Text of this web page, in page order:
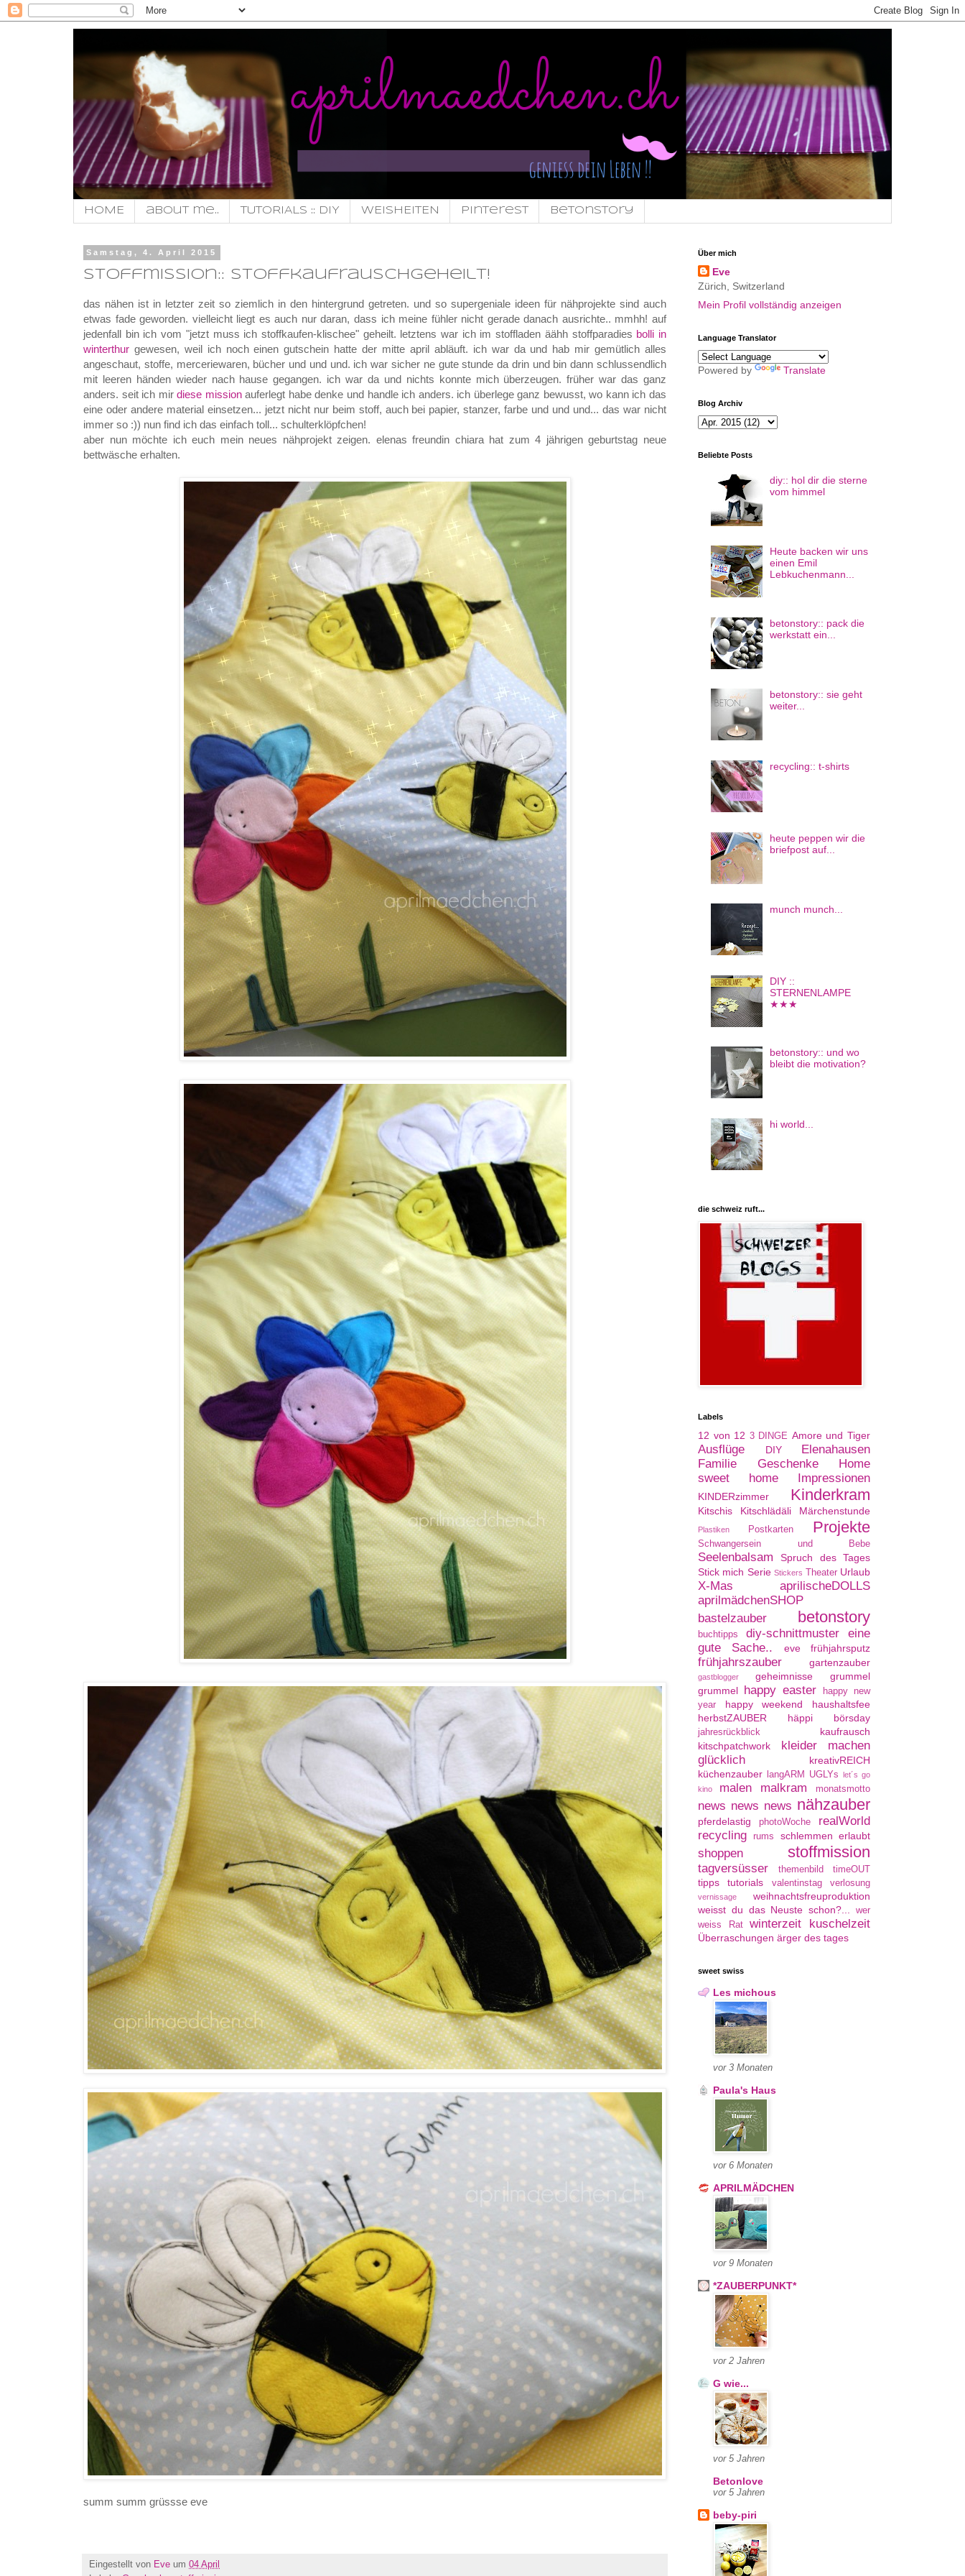
HOME about me.. TUTORIALS :: DIY WEISHEITEN pinterest Betonstory
Samstag, 4. April 2015
stoffmission:: stoffkaufrauschgeheilt!
das nähen ist in letzter zeit so ziemlich in den hintergrund getreten. und so supergeniale ideen für nähprojekte sind auch
etwas fade geworden. vielleicht liegt es auch nur daran, dass ich meine fühler nicht gerade danach ausrichte.. mmhh! auf
jedenfall bin ich vom "jetzt muss ich stoffkaufen-klischee" geheilt. letztens war ich im stoffladen äähh stoffparadies bolli in
winterthur gewesen, weil ich noch einen gutschein hatte der mitte april abläuft. ich war da und hab mir gemütlich alles
angeschaut, stoffe, merceriewaren, bücher und und und. ich war sicher ne gute stunde da drin und bin dann schlussendlich
mit leeren händen wieder nach hause gegangen. ich war da und nichts konnte mich überzeugen. früher war das ganz
anders. seit ich mirdiese missionauferlegt habe denke und handle ich anders. ich überlege ganz bewusst, wo kann ich das
eine oder andere material einsetzen... jetzt nicht nur beim stoff, auch bei papier, stanzer, farbe und und und... das war nicht
immer so :)) nun find ich das einfach toll... schulterklöpfchen!
aber nun möchte ich euch mein neues nähprojekt zeigen. elenas freundin chiara hat zum 4 jährigen geburtstag neue
bettwäsche erhalten.
summ summ grüssse eve
Eingestellt von Eve um 04 April
Über mich
Eve
Zürich, Switzerland
Mein Profil vollständig anzeigen
Language Translator
Powered by Translate
Blog Archiv
Beliebte Posts
diy:: hol dir die sterne
vom himmel
Heute backen wir uns
einen Emil
Lebkuchenmann...
betonstory:: pack die
werkstatt ein...
betonstory:: sie geht
weiter...
recycling:: t-shirts
heute peppen wir die
briefpost auf...
munch munch...
DIY ::
STERNENLAMPE
★★★
betonstory:: und wo
bleibt die motivation?
hi world...
die schweiz ruft...
Labels
12 von 12 3 DINGE Amore und Tiger
Ausflüge DIY
Elenahausen
Familie
Geschenke
Home
sweet home
Impressionen
KINDERzimmer Kinderkram
Kitschis Kitschlädäli Märchenstunde
Plastiken Postkarten Projekte
Schwangersein und Bebe
Seelenbalsam
Spruch des Tages
Stick mich Serie Stickers Theater Urlaub
X-Mas
aprilischeDOLLS
aprilmädchenSHOP
bastelzauber
betonstory
buchtipps diy-schnittmuster
eine
gute Sache..
eve frühjahrsputz
frühjahrszauber gartenzauber
gastblogger geheimnisse
grummel
grummel happy easter
happy new
year
happy weekend
haushaltsfee
herbstZAUBER
häppi börsday
jahresrückblick
kaufrausch
kitschpatchwork
kleider machen
glücklich
kreativREICH
küchenzauber
langARM UGLYs let´s go
kino
malen malkram monatsmotto
news news news nähzauber
pferdelastig photoWoche
realWorld
recycling
rums schlemmen erlaubt
shoppen stoffmission
tagversüsser themenbild timeOUT
tipps tutorials valentinstag verlosung
vernissage
weihnachtsfreuproduktion
weisst du das Neuste schon?...
wer
weiss Rat
winterzeit kuschelzeit
Überraschungen ärger des tages
sweet swiss
Les michous
vor 3 Monaten
Paula's Haus
vor 6 Monaten
APRILMÄDCHEN
vor 9 Monaten
*ZAUBERPUNKT*
vor 2 Jahren
G wie...
vor 5 Jahren
Betonlove
vor 5 Jahren
beby-piri